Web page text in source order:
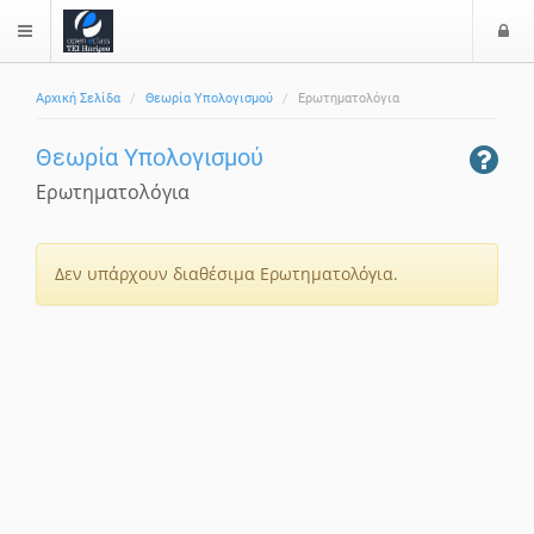
$langMenu
Αρχική Σελίδα Θεωρία Υπολογισμού Ερωτηματολόγια
Θεωρία Υπολογισμού
Ερωτηματολόγια
Δεν υπάρχουν διαθέσιμα Ερωτηματολόγια.